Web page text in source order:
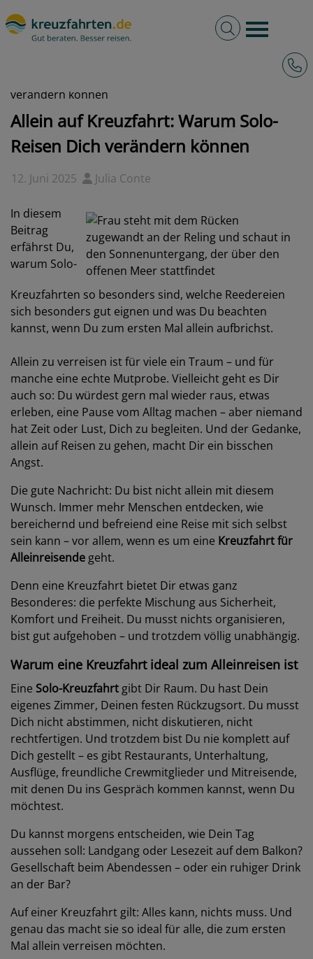
Burger
Volltextsuche
verändern können
Allein auf Kreuzfahrt: Warum Solo-
Reisen Dich verändern können
12. Juni 2025 Julia Conte
In diesem
Beitrag
erfährst Du,
warum Solo-
Kreuzfahrten so besonders sind, welche Reedereien
sich besonders gut eignen und was Du beachten
kannst, wenn Du zum ersten Mal allein aufbrichst.
Allein zu verreisen ist für viele ein Traum – und für
manche eine echte Mutprobe. Vielleicht geht es Dir
auch so: Du würdest gern mal wieder raus, etwas
erleben, eine Pause vom Alltag machen – aber niemand
hat Zeit oder Lust, Dich zu begleiten. Und der Gedanke,
allein auf Reisen zu gehen, macht Dir ein bisschen
Angst.
Die gute Nachricht: Du bist nicht allein mit diesem
Wunsch. Immer mehr Menschen entdecken, wie
bereichernd und befreiend eine Reise mit sich selbst
sein kann – vor allem, wenn es um eine Kreuzfahrt für
Alleinreisende geht.
Denn eine Kreuzfahrt bietet Dir etwas ganz
Besonderes: die perfekte Mischung aus Sicherheit,
Komfort und Freiheit. Du musst nichts organisieren,
bist gut aufgehoben – und trotzdem völlig unabhängig.
Warum eine Kreuzfahrt ideal zum Alleinreisen ist
Eine Solo-Kreuzfahrt gibt Dir Raum. Du hast Dein
eigenes Zimmer, Deinen festen Rückzugsort. Du musst
Dich nicht abstimmen, nicht diskutieren, nicht
rechtfertigen. Und trotzdem bist Du nie komplett auf
Dich gestellt – es gibt Restaurants, Unterhaltung,
Ausflüge, freundliche Crewmitglieder und Mitreisende,
mit denen Du ins Gespräch kommen kannst, wenn Du
möchtest.
Du kannst morgens entscheiden, wie Dein Tag
aussehen soll: Landgang oder Lesezeit auf dem Balkon?
Gesellschaft beim Abendessen – oder ein ruhiger Drink
an der Bar?
Auf einer Kreuzfahrt gilt: Alles kann, nichts muss. Und
genau das macht sie so ideal für alle, die zum ersten
Mal allein verreisen möchten.